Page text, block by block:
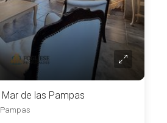
de las Pampas